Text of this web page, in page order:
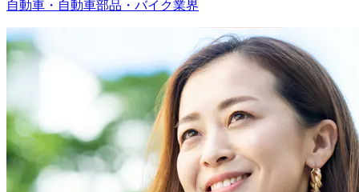
自動車・自動車部品・バイク業界